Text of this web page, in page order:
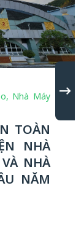
, Nhà Máy
TOÀN
NHÀ
NHÀ
NĂM